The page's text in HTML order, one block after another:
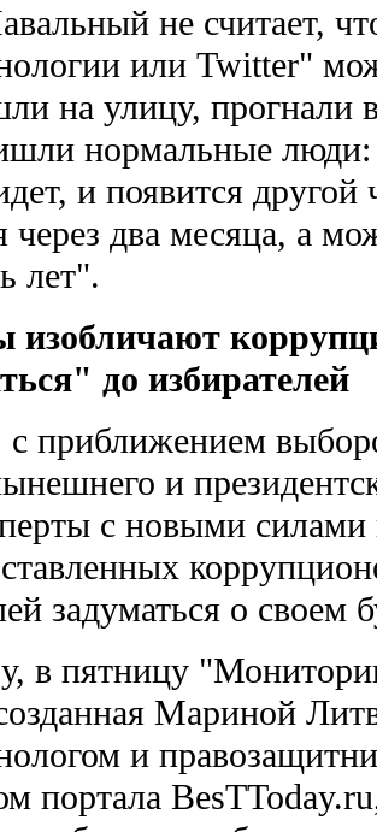
не считает,
или Twitter"
на улицу, прогнали
нормальные
и появится
через два месяца, а
лет".
изобличают
до избирателей
приближением
и
с новыми силами
задуматься о своем
в пятницу
Мариной
и
портала